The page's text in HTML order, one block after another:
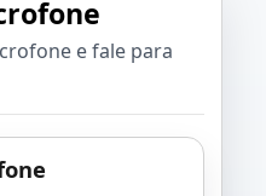
e fale para